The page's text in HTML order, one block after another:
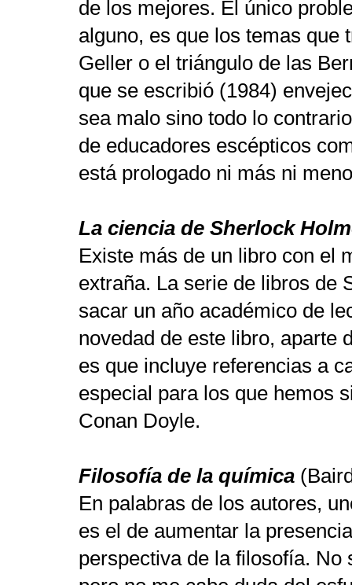
de los mejores. El único
alguno, es que los temas que
Geller o el triángulo de las
que se escribió (1984)
sea malo sino todo lo
de educadores escépticos
está prologado ni más ni
La ciencia de Sherlock
Existe más de un libro con el
extraña. La serie de libros de
sacar un año académico de
novedad de este libro, aparte
es que incluye referencias a
especial para los que hemos
Conan Doyle.
Filosofía de la química
En palabras de los autores,
es el de aumentar la
perspectiva de la filosofía. No